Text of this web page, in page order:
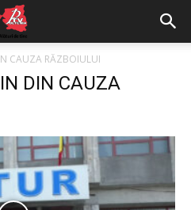
CAUZA RĂZBOIULUI
DIN CAUZA